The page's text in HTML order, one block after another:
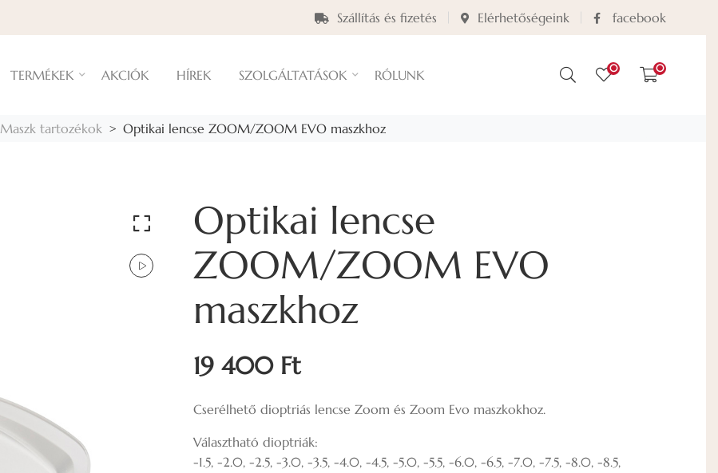
Szállítás és fizetés Elérhetőségeink facebook
TERMÉKEK AKCIÓK HÍREK SZOLGÁLTATÁSOK RÓLUNK 0 0
Maszk tartozékok Optikai lencse ZOOM/ZOOM EVO maszkhoz
Optikai lencse
ZOOM/ZOOM EVO
maszkhoz
19 400 Ft
Cserélhető dioptriás lencse Zoom és Zoom Evo maszkokhoz.
Választható dioptriák:
-1.5, -2.0, -2.5, -3.0, -3.5, -4.0, -4.5, -5.0, -5.5, -6.0, -6.5, -7.0, -7.5, -8.0, -8.5,